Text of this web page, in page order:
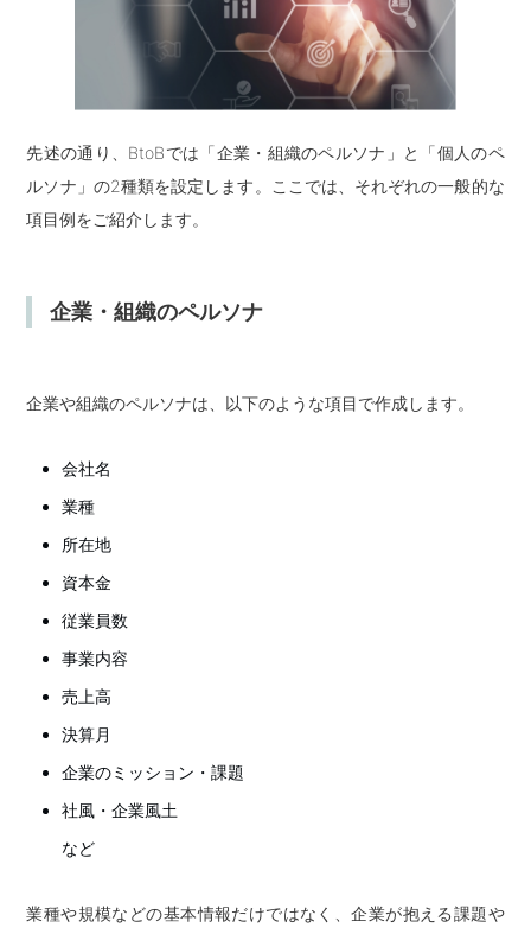
先述の通り、BtoBでは「企業・組織のペルソナ」と「個人のペ
ルソナ」の2種類を設定します。ここでは、それぞれの一般的な
項目例をご紹介します。
企業・組織のペルソナ
企業や組織のペルソナは、以下のような項目で作成します。
会社名
業種
所在地
資本金
従業員数
事業内容
売上高
決算月
企業のミッション・課題
社風・企業風土
など
業種や規模などの基本情報だけではなく、企業が抱える課題や